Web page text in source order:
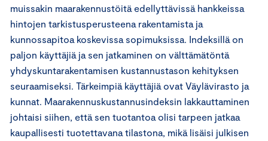
muissakin maarakennustöitä edellyttävissä hankkeissa
hintojen tarkistusperusteena rakentamista ja
kunnossapitoa koskevissa sopimuksissa. Indeksillä on
paljon käyttäjiä ja sen jatkaminen on välttämätöntä
yhdyskuntarakentamisen kustannustason kehityksen
seuraamiseksi. Tärkeimpiä käyttäjiä ovat Väylävirasto ja
kunnat. Maarakennuskustannusindeksin lakkauttaminen
johtaisi siihen, että sen tuotantoa olisi tarpeen jatkaa
kaupallisesti tuotettavana tilastona, mikä lisäisi julkisen